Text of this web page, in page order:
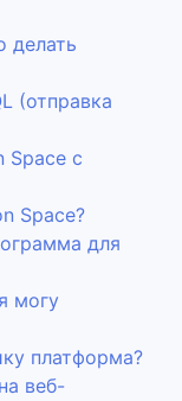
делать
(отправка
Space с
Space?
для
могу
платформа?
веб-